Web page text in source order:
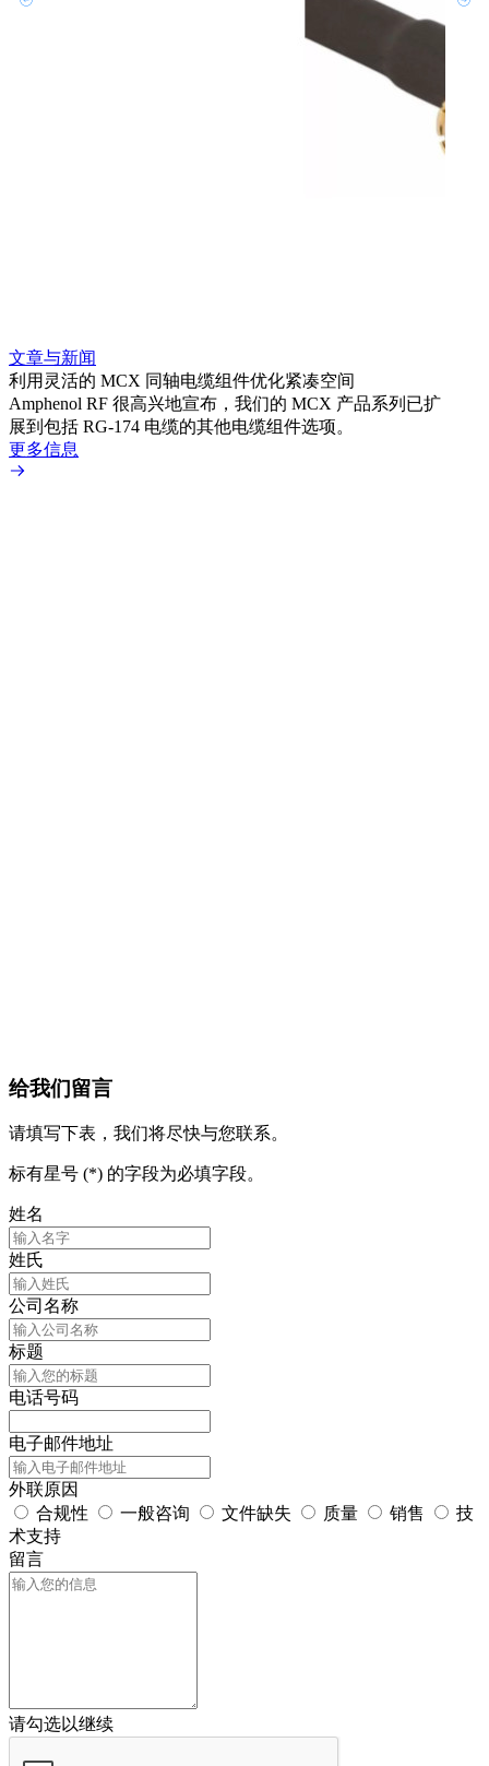
文章与新闻
利用灵活的 MCX 同轴电缆组件优化紧凑空间
Amphenol RF 很高兴地宣布，我们的 MCX 产品系列已扩
展到包括 RG-174 电缆的其他电缆组件选项。
更多信息
给我们留言
请填写下表，我们将尽快与您联系。
标有星号 (*) 的字段为必填字段。
姓名
姓氏
公司名称
标题
电话号码
电子邮件地址
外联原因
合规性
一般咨询 文件缺失 质量 销售
技
术支持
留言
请勾选以继续